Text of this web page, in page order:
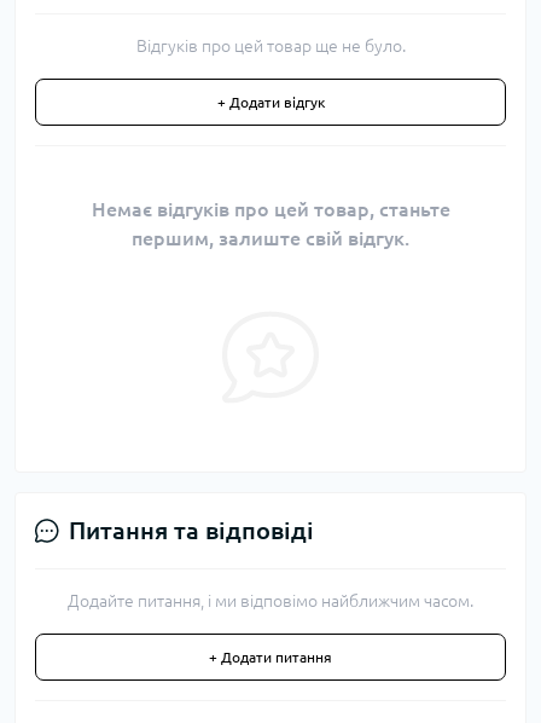
Відгуків про цей товар ще не було.
+ Додати відгук
Немає відгуків про цей товар, станьте
першим, залиште свій відгук.
Питання та відповіді
Додайте питання, і ми відповімо найближчим часом.
+ Додати питання